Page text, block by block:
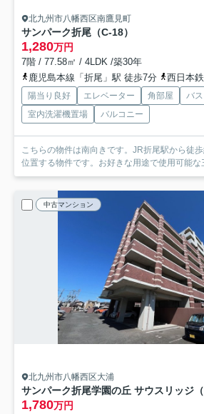
北九州市八幡西区南鷹見町
サンパーク折尾（C-18）
1,280万円
7階 / 77.58㎡ / 4LDK /築30年
鹿児島本線「折尾」駅 徒歩7分
西日本鉄道（
陽当り良好 エレベーター 角部屋
バ
室内洗濯機置場
バルコニー
こちらの物件は南向きです。JR折尾駅から徒
位置する物件です。お好きな用途で使用可能な
中古マンション
北九州市八幡西区大浦
サンパーク折尾学園の丘 サウスリッジ（
1,780万円